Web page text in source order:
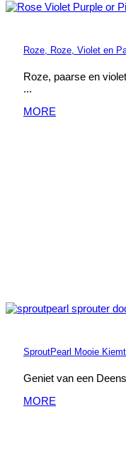
Roze, Roze, Violet en
Roze, paarse en
...
MORE
SproutPearl Mooie
Geniet van een
MORE